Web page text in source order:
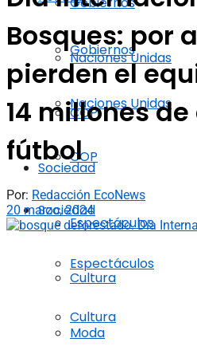
Naciones Unidas
COP
Sociedad
Espectáculos
Cultura
Moda
Gobiernos
Naciones Unidas
COP
Sociedad
Espectáculos
Cultura
Bosques: por
pierden el
14 millones
fútbol
Por: Redacción EcoNews
20 marzo, 2024